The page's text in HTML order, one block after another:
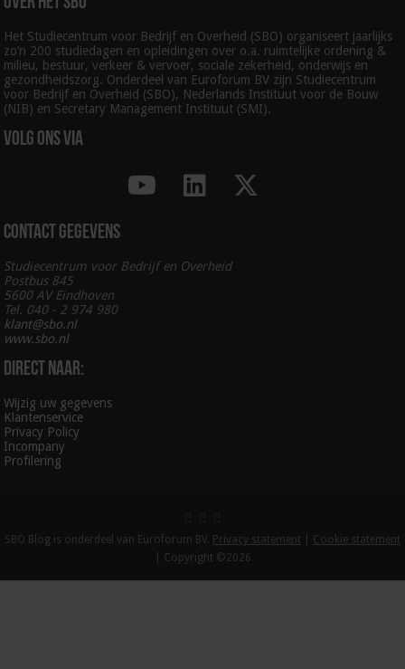
Het Studiecentrum voor Bedrijf en Overheid (SBO) organiseert jaarlijks
zo’n 200 studiedagen en opleidingen over o.a. ruimtelijke ordening &
milieu, bestuur, verkeer & vervoer, sociale zekerheid, onderwijs en
gezondheidszorg. Onderdeel van Euroforum BV zijn Studiecentrum
voor Bedrijf en Overheid (SBO), Nederlands Instituut voor de Bouw
(NIB) en Secretary Management Instituut (SMI).
Volg ons via
Contact gegevens
Studiecentrum voor Bedrijf en Overheid
Postbus 845
5600 AV Eindhoven
Tel. 040 - 2 974 980
klant@sbo.nl
www.sbo.nl
Direct naar:
Wijzig uw gegevens
Klantenservice
Privacy Policy
Incompany
Profilering
SBO Blog is onderdeel van Euroforum BV. Privacy statement
Cookie statement
| Copyright ©2026